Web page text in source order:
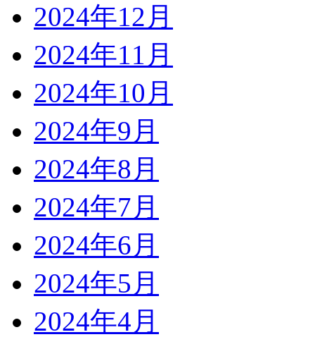
2024年12月
2024年11月
2024年10月
2024年9月
2024年8月
2024年7月
2024年6月
2024年5月
2024年4月